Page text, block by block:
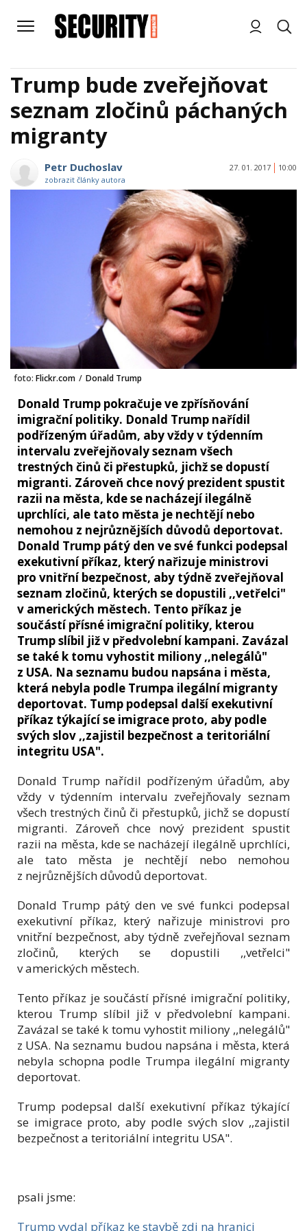
Trump bude zveřejňovat
seznam zločinů páchaných
migranty
Petr Duchoslav
zobrazit články autora
27. 01. 2017 10:00
foto: Flickr.com / Donald Trump
Donald Trump pokračuje ve zpřísňování
imigrační politiky. Donald Trump nařídil
podřízeným úřadům, aby vždy v týdenním
intervalu zveřejňovaly seznam všech
trestných činů či přestupků, jichž se dopustí
migranti. Zároveň chce nový prezident spustit
razii na města, kde se nacházejí ilegálně
uprchlíci, ale tato města je nechtějí nebo
nemohou z nejrůznějších důvodů deportovat.
Donald Trump pátý den ve své funkci podepsal
exekutivní příkaz, který nařizuje ministrovi
pro vnitřní bezpečnost, aby týdně zveřejňoval
seznam zločinů, kterých se dopustili ,,vetřelci"
v amerických městech. Tento příkaz je
součástí přísné imigrační politiky, kterou
Trump slíbil již v předvolební kampani. Zavázal
se také k tomu vyhostit miliony ,,nelegálů"
z USA. Na seznamu budou napsána i města,
která nebyla podle Trumpa ilegální migranty
deportovat. Tump podepsal další exekutivní
příkaz týkající se imigrace proto, aby podle
svých slov ,,zajistil bezpečnost a teritoriální
integritu USA".
Donald Trump nařídil podřízeným úřadům, aby
vždy v týdenním intervalu zveřejňovaly seznam
všech trestných činů či přestupků, jichž se dopustí
migranti. Zároveň chce nový prezident spustit
razii na města, kde se nacházejí ilegálně uprchlíci,
ale tato města je nechtějí nebo nemohou
z nejrůznějších důvodů deportovat.
Donald Trump pátý den ve své funkci podepsal
exekutivní příkaz, který nařizuje ministrovi pro
vnitřní bezpečnost, aby týdně zveřejňoval seznam
zločinů, kterých se dopustili ,,vetřelci"
v amerických městech.
Tento příkaz je součástí přísné imigrační politiky,
kterou Trump slíbil již v předvolební kampani.
Zavázal se také k tomu vyhostit miliony ,,nelegálů"
z USA. Na seznamu budou napsána i města, která
nebyla schopna podle Trumpa ilegální migranty
deportovat.
Trump podepsal další exekutivní příkaz týkající
se imigrace proto, aby podle svých slov ,,zajistil
bezpečnost a teritoriální integritu USA".
psali jsme:
Trump vydal příkaz ke stavbě zdi na hranici